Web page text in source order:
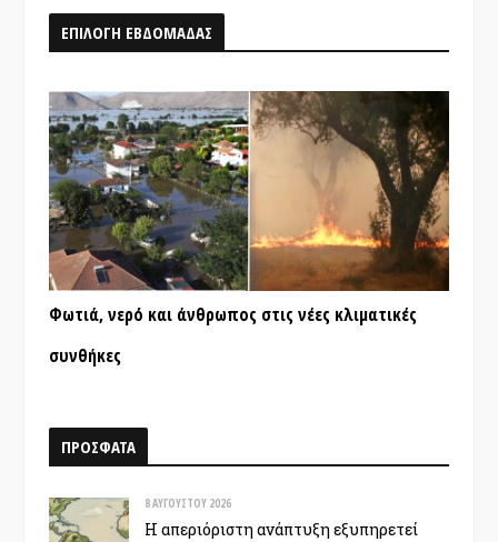
ΕΠΙΛΟΓΗ ΕΒΔΟΜΑΔΑΣ
Φωτιά, νερό και άνθρωπος στις νέες κλιματικές
συνθήκες
ΠΡΟΣΦΑΤΑ
8 ΑΥΓΟΎΣΤΟΥ 2026
Η απεριόριστη ανάπτυξη εξυπηρετεί